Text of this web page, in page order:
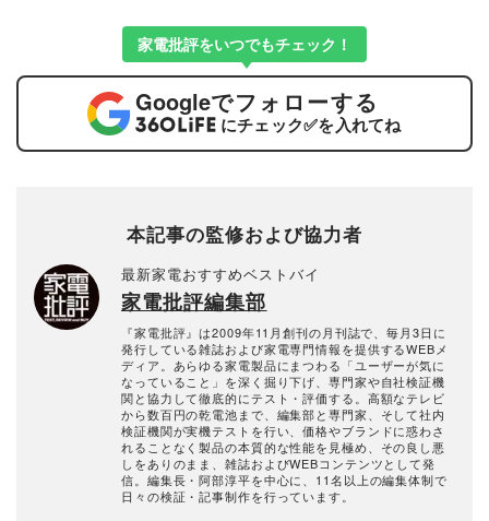
家電批評をいつでもチェック！
Googleでフォローする
にチェック✅を入れてね
本記事の監修および協力者
最新家電おすすめベストバイ
家電批評編集部
『家電批評』は2009年11月創刊の月刊誌で、毎月3日に
発行している雑誌および家電専門情報を提供するWEBメ
ディア。あらゆる家電製品にまつわる「ユーザーが気に
なっていること」を深く掘り下げ、専門家や自社検証機
関と協力して徹底的にテスト・評価する。高額なテレビ
から数百円の乾電池まで、編集部と専門家、そして社内
検証機関が実機テストを行い、価格やブランドに惑わさ
れることなく製品の本質的な性能を見極め、その良し悪
しをありのまま、雑誌およびWEBコンテンツとして発
信。編集長・阿部淳平を中心に、11名以上の編集体制で
日々の検証・記事制作を行っています。